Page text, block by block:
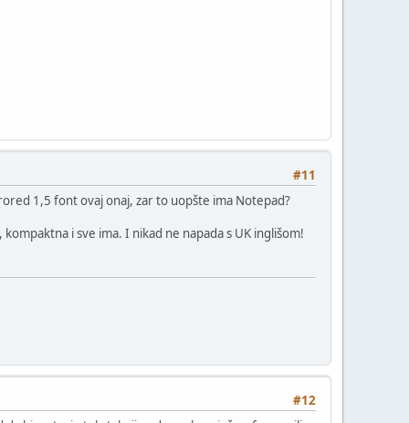
#11
1,5 font ovaj onaj, zar to uopšte ima Notepad?
i sve ima. I nikad ne napada s UK inglišom!
#12